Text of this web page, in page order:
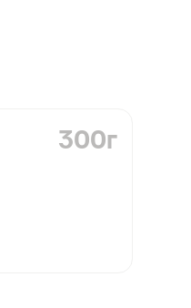
300г